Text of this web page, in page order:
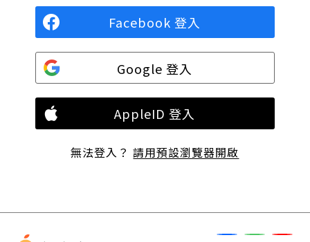
Facebook 登入
Google 登入
AppleID 登入
無法登入？請用預設瀏覽器開啟